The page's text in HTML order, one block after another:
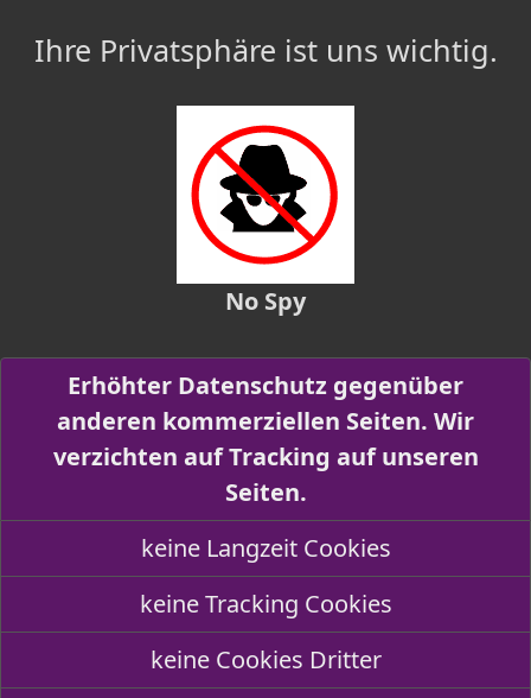
Ihre Privatsphäre ist uns wichtig.
No Spy
Erhöhter Datenschutz gegenüber
anderen kommerziellen Seiten. Wir
verzichten auf Tracking auf unseren
Seiten.
keine Langzeit Cookies
keine Tracking Cookies
keine Cookies Dritter